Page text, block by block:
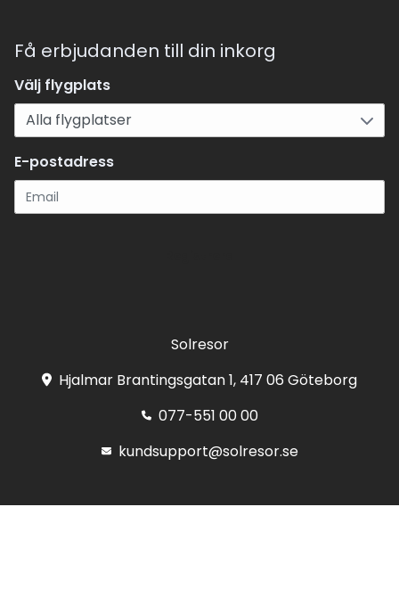
Få erbjudanden till din inkorg
Välj flygplats
E-postadress
Solresor
Hjalmar Brantingsgatan 1, 417 06 Göteborg
077-551 00 00
kundsupport@solresor.se